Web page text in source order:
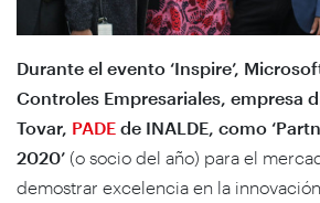
Durante el evento ‘Inspire’,
Controles Empresariales, empresa
Tovar, PADE de INALDE, como
2020’ (o socio del año) para el
demostrar excelencia en la